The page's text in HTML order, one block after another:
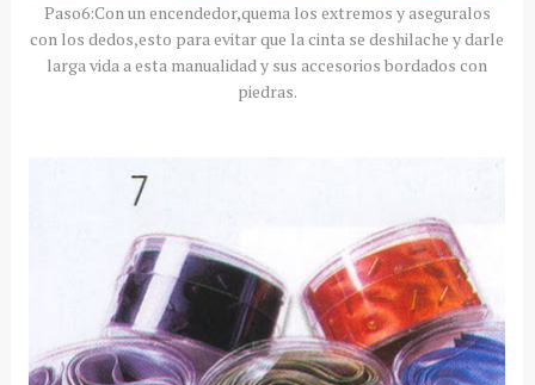
Paso6:Con un encendedor,quema los extremos y aseguralos
con los dedos,esto para evitar que la cinta se deshilache y darle
larga vida a esta manualidad y sus accesorios bordados con
piedras.